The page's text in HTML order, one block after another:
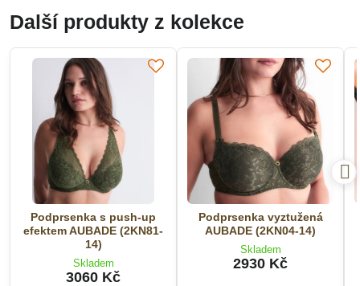
Další produkty z kolekce
Podprsenka s push-up
efektem AUBADE (2KN81-
14)
Skladem
3060 Kč
Podprsenka vyztužená
AUBADE (2KN04-14)
Skladem
2930 Kč